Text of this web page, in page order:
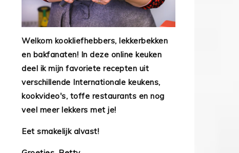
Welkom kookliefhebbers, lekkerbekken
en bakfanaten! In deze online keuken
deel ik mijn favoriete recepten uit
verschillende Internationale keukens,
kookvideo's, toffe restaurants en nog
veel meer lekkers met je!
Eet smakelijk alvast!